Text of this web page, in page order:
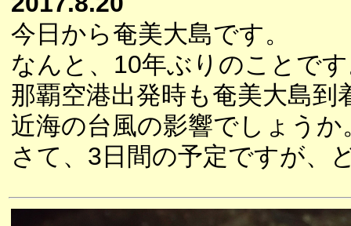
今日から奄美大島です。
なんと、10年ぶりのことで
那覇空港出発時も奄美大島
近海の台風の影響でしょうか
さて、3日間の予定ですが、